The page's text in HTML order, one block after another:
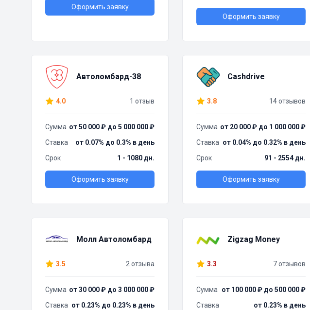
Оформить заявку
Оформить заявку
Автоломбард-38
4.0 1 отзыв
Сумма от 50 000 ₽ до 5 000 000 ₽
Ставка
от 0.07% до 0.3% в день
Срок
1 - 1080 дн.
Оформить заявку
Cashdrive
3.8 14 отзывов
Сумма от 20 000 ₽ до 1 000 000 ₽
Ставка от 0.04% до 0.32% в день
Срок
91 - 2554 дн.
Оформить заявку
Молл Автоломбард
3.5 2 отзыва
Сумма от 30 000 ₽ до 3 000 000 ₽
Ставка от 0.23% до 0.23% в день
Zigzag Money
3.3 7 отзывов
Сумма
от 100 000 ₽ до 500 000 ₽
Ставка
от 0.23% в день